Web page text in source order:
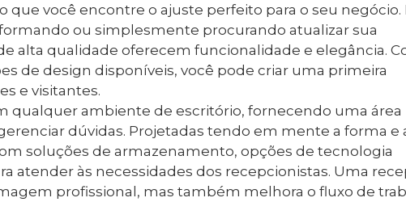
você encontre o ajuste perfeito para o seu negócio.
ou simplesmente procurando atualizar sua
alta qualidade oferecem funcionalidade e elegância.
de design disponíveis, você pode criar uma primeira
e visitantes.
qualquer ambiente de escritório, fornecendo uma área
dúvidas. Projetadas tendo em mente a forma e
soluções de armazenamento, opções de tecnologia
atender às necessidades dos recepcionistas. Uma
profissional, mas também melhora o fluxo de